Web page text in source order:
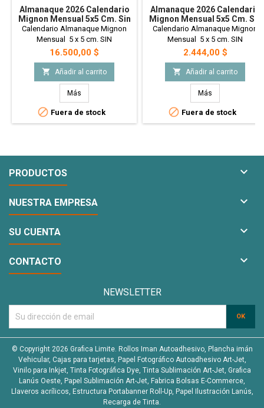
Almanaque 2026 Calendario
Mignon Mensual 5x5 Cm. Sin
Troquelado X500u.
Calendario Almanaque Mignon
Mensual 5 x 5 cm. SIN
Troquelado. 500 Unidades
Precio
16.500,00 $
 Añadir al carrito
Más
 Fuera de stock
Almanaque 2026 Calendario
Mignon Mensual 5x5 Cm. Sin
Troquelado X50u.
Calendario Almanaque Mignon
Mensual 5 x 5 cm. SIN
Troquelado. 50 Unidades
Precio
2.444,00 $
 Añadir al carrito
Más
 Fuera de stock
PRODUCTOS 
NUESTRA EMPRESA 
SU CUENTA 
CONTACTO 
NEWSLETTER
© Copyright 2026 Grafica Limite. Rollos Iman Autoadhesivo, Plancha imán
Vehicular, Cajas para tarjetas, Papel Fotográfico Autoadhesivo Art-Jet,
Vinilo para Inkjet, Tinta Fotográfica Dye, Tinta Sublimación Art-Jet, Grafica
Lanús Oeste, Papel Sublimación Art-Jet, Fabrica Bolsas E-Commerce,
Llaveros acrílicos, Estructura Portabanner Roll-Up, Papel Ilustración Lanús,
Recarga de Tinta.